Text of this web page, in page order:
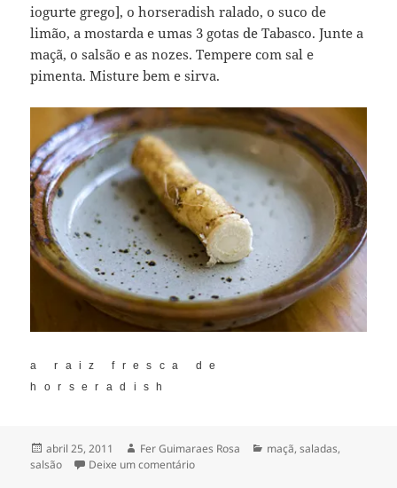
iogurte grego], o horseradish ralado, o suco de
limão, a mostarda e umas 3 gotas de Tabasco. Junte a
maçã, o salsão e as nozes. Tempere com sal e
pimenta. Misture bem e sirva.
a raiz fresca de
horseradish
Publicado
em
abril 25, 2011 Autor
Fer Guimaraes Rosa Categorias
maçã,saladas,
salsão
Deixe um comentárioem salada de salsão & maçã